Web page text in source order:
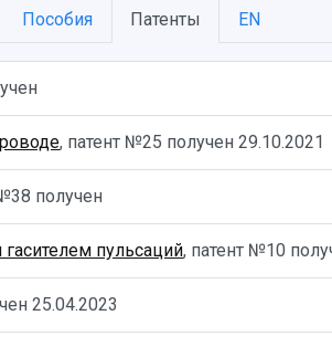
Пособия Патенты EN
, патент №25 получен29.10.2021
получен
пульсаций, патент №10
25.04.2023